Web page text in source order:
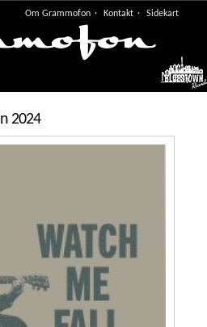
Om Grammofon Kontakt Sidekart
Meny
2024